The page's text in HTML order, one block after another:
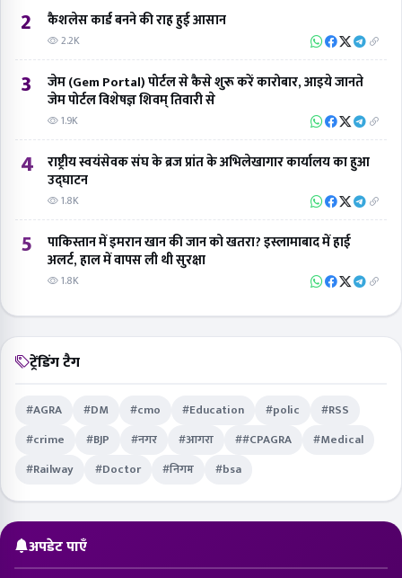
2 कैशलेस कार्ड बनने की राह हुई आसान
2.2K
3
जेम (Gem Portal) पोर्टल से कैसे शुरू करें कारोबार, आइये जानते
जेम पोर्टल विशेषज्ञ शिवम् तिवारी से
1.9K
4
राष्ट्रीय स्वयंसेवक संघ के ब्रज प्रांत के अभिलेखागार कार्यालय का हुआ
उद्घाटन
1.8K
5
पाकिस्तान में इमरान खान की जान को खतरा? इस्लामाबाद में हाई
अलर्ट, हाल में वापस ली थी सुरक्षा
1.8K
ट्रेंडिंग टैग
#AGRA #DM #cmo #Education #polic
#RSS
#crime
#BJP #नगर #आगरा ##CPAGRA
#Medical
#Railway
#Doctor #निगम #bsa
अपडेट पाएँ